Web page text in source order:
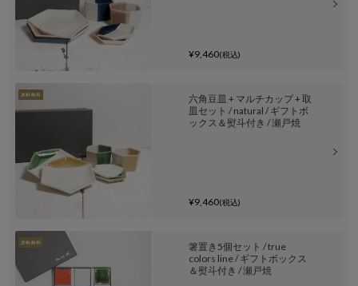
¥9,460(税込)
六角豆皿 + マルチカップ + 取
皿セット / natural / ギフトボ
ックス＆熨斗付き / 瀬戸焼
¥9,460(税込)
箸置き5個セット / true
colors line / ギフトボックス
＆熨斗付き / 瀬戸焼